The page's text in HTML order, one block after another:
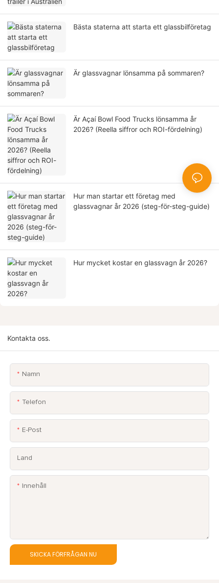
Bästa staterna att starta ett glassbilföretag
Är glassvagnar lönsamma på sommaren?
Är Açaí Bowl Food Trucks lönsamma år
2026? (Reella siffror och ROI-fördelning)
Hur man startar ett företag med
glassvagnar år 2026 (steg-för-steg-guide)
Hur mycket kostar en glassvagn år 2026?
Kontakta oss.
Namn
Telefon
E-Post
Land
Innehåll
SKICKA FÖRFRÅGAN NU